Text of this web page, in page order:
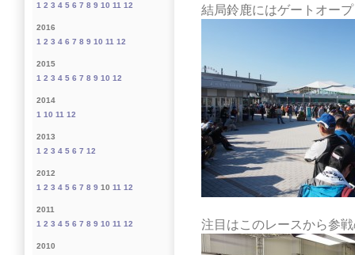
結局鈴鹿にはゲートオー
注目はこのレースから参
1 2 3 4 5 6 7 8 9 10 11 12
2016
1 2 3 4 6 7 8 9 10 11 12
2015
1 2 3 4 5 6 7 8 9 10 12
2014
1 10 11 12
2013
1 2 3 4 5 6 7 12
2012
1 2 3 4 5 6 7 8 9 10 11 12
2011
1 2 3 4 5 6 7 8 9 10 11 12
2010